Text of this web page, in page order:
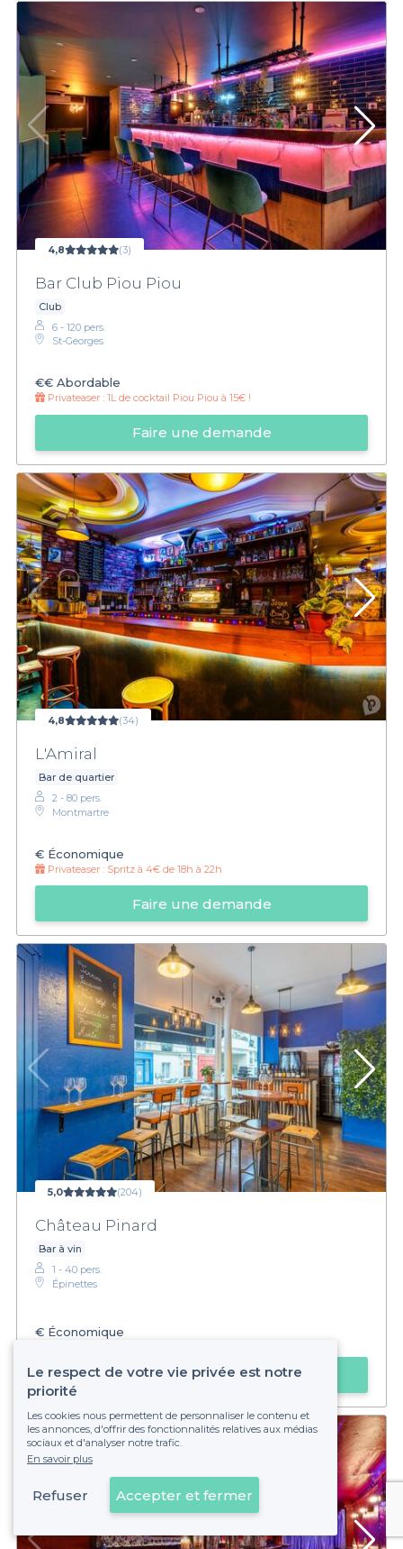
4,8 (3)
Bar Club Piou Piou
Club
6 - 120 pers.
St-Georges
€€ Abordable
Privateaser : 1L de cocktail Piou Piou à 15€ !
Faire une demande
4,8 (34)
L'Amiral
Bar de quartier
2 - 80 pers.
Montmartre
€ Économique
Privateaser : Spritz à 4€ de 18h à 22h
Faire une demande
5,0 (204)
Château Pinard
Bar à vin
1 - 40 pers.
Épinettes
€ Économique
Faire une demande
Voir sur la carte
Le respect de votre vie privée est notre
priorité
Les cookies nous permettent de personnaliser le contenu et
les annonces, d'offrir des fonctionnalités relatives aux médias
sociaux et d'analyser notre trafic.
En savoir plus
Refuser Accepter et fermer